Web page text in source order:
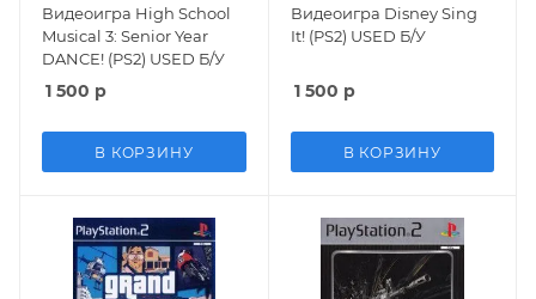
Видеоигра High School
Musical 3: Senior Year
DANCE! (PS2) USED Б/У
1 500 р
В КОРЗИНУ
Видеоигра Disney Sing
It! (PS2) USED Б/У
1 500 р
В КОРЗИНУ